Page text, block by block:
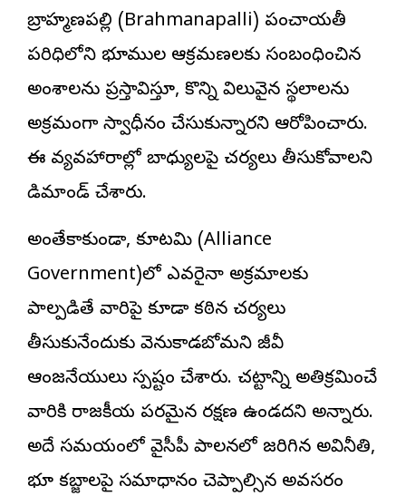
బ్రాహ్మణపల్లి (Brahmanapalli) పంచాయతీ
పరిధిలోని భూముల ఆక్రమణలకు సంబంధించిన
అంశాలను ప్రస్తావిస్తూ, కొన్ని విలువైన స్థలాలను
అక్రమంగా స్వాధీనం చేసుకున్నారని ఆరోపించారు.
ఈ వ్యవహారాల్లో బాధ్యులపై చర్యలు తీసుకోవాలని
డిమాండ్ చేశారు.
అంతేకాకుండా, కూటమి (Alliance
Government)లో ఎవరైనా అక్రమాలకు
పాల్పడితే వారిపై కూడా కఠిన చర్యలు
తీసుకునేందుకు వెనుకాడబోమని జీవీ
ఆంజనేయులు స్పష్టం చేశారు. చట్టాన్ని అతిక్రమించే
వారికి రాజకీయ పరమైన రక్షణ ఉండదని అన్నారు.
అదే సమయంలో వైసీపీ పాలనలో జరిగిన అవినీతి,
భూ కబ్జాలపై సమాధానం చెప్పాల్సిన అవసరం